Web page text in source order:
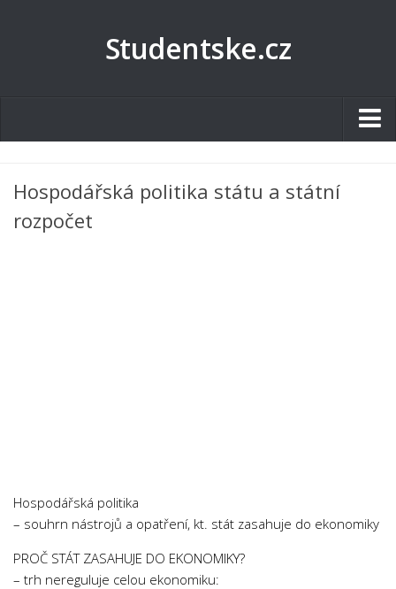
Studentske.cz
Tematické okruhy
Angličtina
Ekonomie
Informatika
Hospodářská politika státu a státní
rozpočet
Hospodářská politika
– souhrn nástrojů a opatření, kt. stát zasahuje do ekonomiky
PROČ STÁT ZASAHUJE DO EKONOMIKY?
– trh nereguluje celou ekonomiku: